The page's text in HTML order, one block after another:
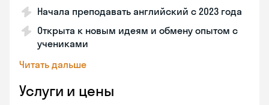
Начала преподавать английский с 2023 года
Открыта к новым идеям и обмену опытом с
учениками
Читать дальше
Услуги и цены